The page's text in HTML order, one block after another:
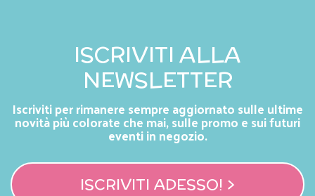
ISCRIVITI ALLA
NEWSLETTER
Iscriviti per rimanere sempre aggiornato sulle ultime
novità più colorate che mai, sulle promo e sui futuri
eventi in negozio.
ISCRIVITI ADESSO! >